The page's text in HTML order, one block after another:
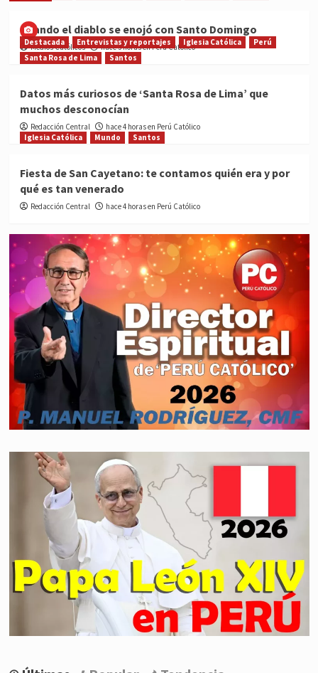
Cuando el diablo se enojó con Santo Domingo
Medios Católicos hace 3 horas en Perú Católico
Destacada Entrevistas y reportajes Iglesia Católica
Perú
Santa Rosa de Lima
Santos
Datos más curiosos de ‘Santa Rosa de Lima’ que
muchos desconocían
Redacción Central
hace 4 horas en Perú Católico
Iglesia Católica
Mundo Santos
Fiesta de San Cayetano: te contamos quién era y por
qué es tan venerado
Redacción Central hace 4 horas en Perú Católico